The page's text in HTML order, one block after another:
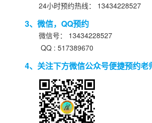
24小时预约热线： 13434228527
3、微信，QQ预约
微信号： 13434228527
QQ : 517389670
4、关注下方微信公众号便捷预约老